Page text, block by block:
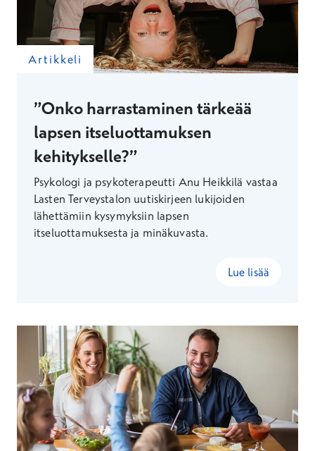
Artikkeli
”Onko harrastaminen tärkeää
lapsen itseluottamuksen
kehitykselle?”
Psykologi ja psykoterapeutti Anu Heikkilä vastaa
Lasten Terveystalon uutiskirjeen lukijoiden
lähettämiin kysymyksiin lapsen
itseluottamuksesta ja minäkuvasta.
Lue lisää